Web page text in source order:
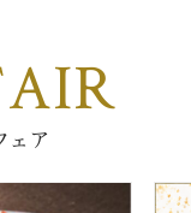
ェア